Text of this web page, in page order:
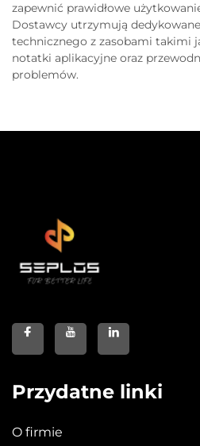
zapewnić prawidłowe
Dostawcy utrzymują
technicznego z zasobami takimi
notatki aplikacyjne oraz
problemów.
Przydatne linki
O firmie